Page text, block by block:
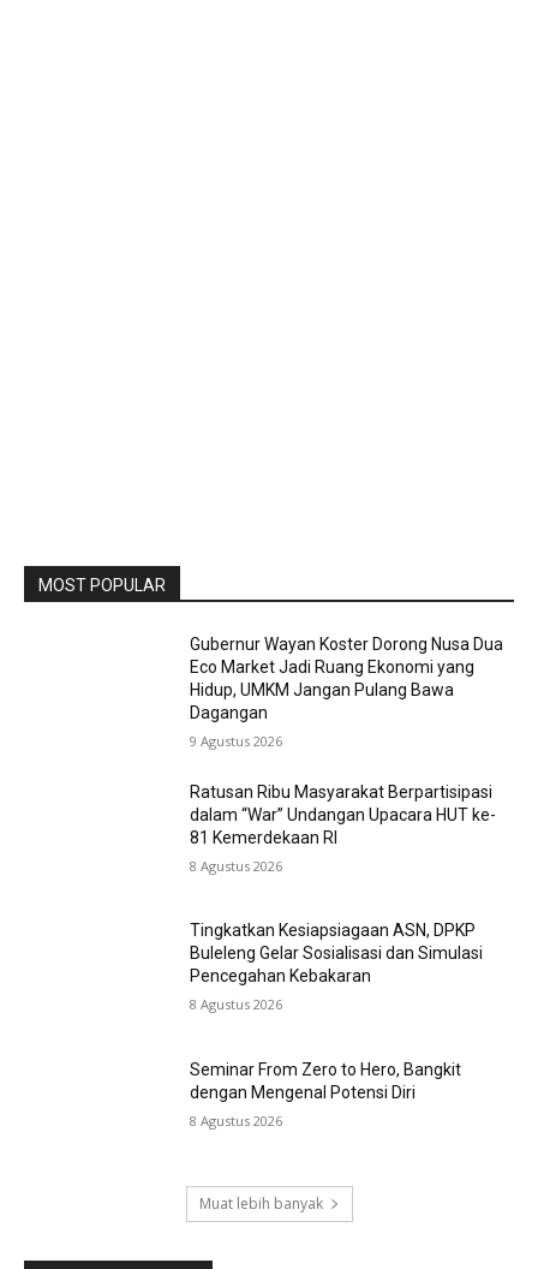
MOST POPULAR
Gubernur Wayan Koster Dorong Nusa Dua
Eco Market Jadi Ruang Ekonomi yang
Hidup, UMKM Jangan Pulang Bawa
Dagangan
9 Agustus 2026
Ratusan Ribu Masyarakat Berpartisipasi
dalam “War” Undangan Upacara HUT ke-
81 Kemerdekaan RI
8 Agustus 2026
Tingkatkan Kesiapsiagaan ASN, DPKP
Buleleng Gelar Sosialisasi dan Simulasi
Pencegahan Kebakaran
8 Agustus 2026
Seminar From Zero to Hero, Bangkit
dengan Mengenal Potensi Diri
8 Agustus 2026
Muat lebih banyak